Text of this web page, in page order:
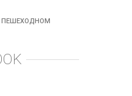
ПЕШЕХОДНОМ